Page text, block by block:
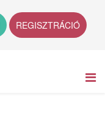
REGISZTRÁCIÓ